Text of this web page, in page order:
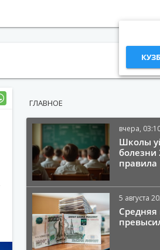
ГЛАВНОЕ
вчера,
Школы
болезни
правила
5 августа
Средняя